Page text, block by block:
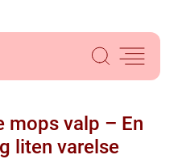
mops valp – En
liten varelse